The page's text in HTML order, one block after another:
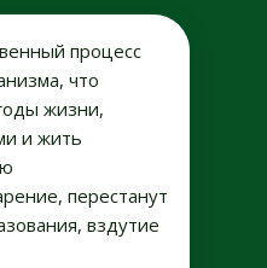
процесс
что
жизни,
и жить
перестанут
вздутие